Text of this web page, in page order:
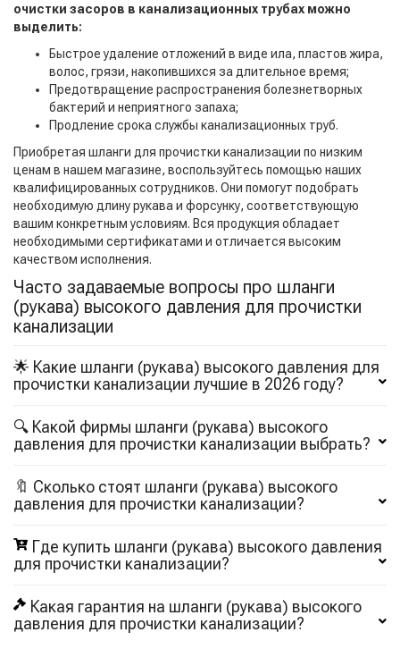
очистки засоров в канализационных трубах можно
выделить:
Быстрое удаление отложений в виде ила, пластов жира,
волос, грязи, накопившихся за длительное время;
Предотвращение распространения болезнетворных
бактерий и неприятного запаха;
Продление срока службы канализационных труб.
Приобретая шланги для прочистки канализации по низким
ценам в нашем магазине, воспользуйтесь помощью наших
квалифицированных сотрудников. Они помогут подобрать
необходимую длину рукава и форсунку, соответствующую
вашим конкретным условиям. Вся продукция обладает
необходимыми сертификатами и отличается высоким
качеством исполнения.
Часто задаваемые вопросы про шланги
(рукава) высокого давления для прочистки
канализации
🌟 Какие шланги (рукава) высокого давления для
прочистки канализации лучшие в 2026 году?
🔍 Какой фирмы шланги (рукава) высокого
давления для прочистки канализации выбрать?
🔖 Сколько стоят шланги (рукава) высокого
давления для прочистки канализации?
Где купить шланги (рукава) высокого давления
для прочистки канализации?
Какая гарантия на шланги (рукава) высокого
давления для прочистки канализации?